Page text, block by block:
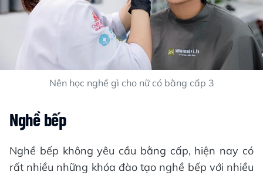
Nên học nghề gì cho nữ có bằng cấp 3
Nghề bếp
Nghề bếp không yêu cầu bằng cấp, hiện nay có
rất nhiều những khóa đào tạo nghề bếp với nhiều